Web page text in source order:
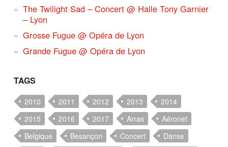
The Twilight Sad – Concert @ Halle Tony Garnier
– Lyon
Grosse Fugue @ Opéra de Lyon
Grande Fugue @ Opéra de Lyon
TAGS
2010 2011 2012 2013
2014
2015
2016 2017 Arras
Aéronef
Belgique
Besançon Concert
Danse